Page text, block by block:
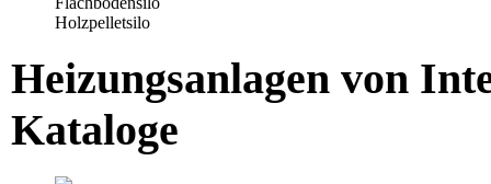
Holzpelletsilo
Heizungsanlagen von
Kataloge